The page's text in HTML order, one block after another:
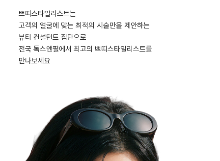
쁘띠스타일리스트는
고객의 얼굴에 맞는 최적의 시술만을 제안하는
뷰티 컨설턴트 집단으로
전국 톡스앤필에서 최고의 쁘띠스타일리스트를
만나보세요